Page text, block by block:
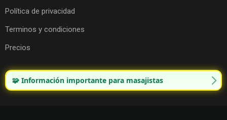
Política de privacidad
Terminos y condiciones
Precios
🧩 Información importante para masajistas